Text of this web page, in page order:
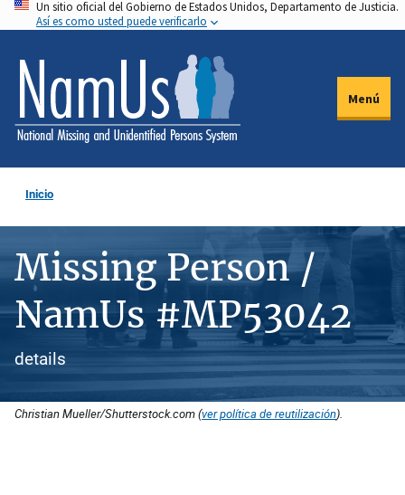
Pasar
al
contenido
principal
Un sitio oficial del Gobierno de Estados Unidos, Departamento de Justicia.
Así es como usted puede verificarlo
Menú
Inicio
Missing Person /
NamUs #MP53042
details
Christian Mueller/Shutterstock.com (ver política de reutilización).